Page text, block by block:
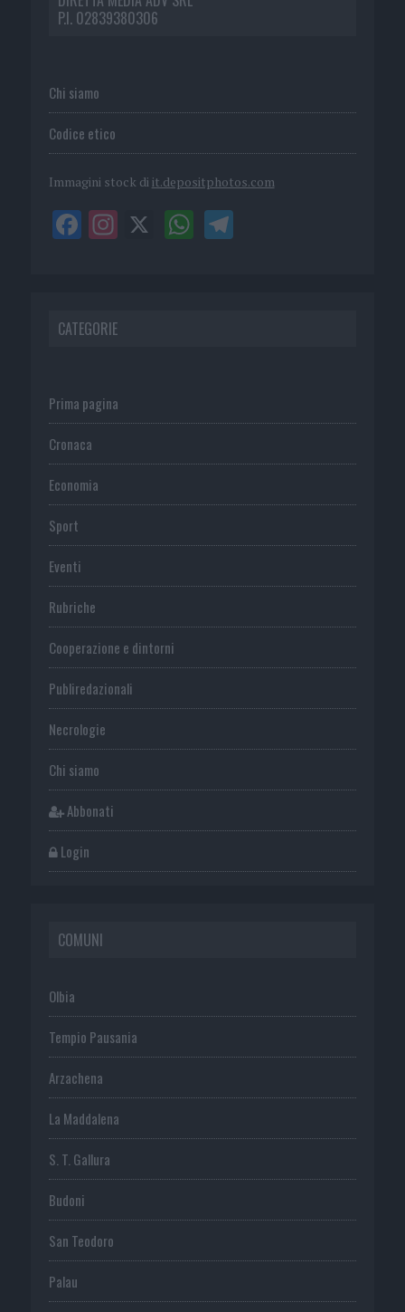
P.I. 02839380306
Chi siamo
Codice etico
Immagini stock di it.depositphotos.com
CATEGORIE
Prima pagina
Cronaca
Economia
Sport
Eventi
Rubriche
Cooperazione e dintorni
Publiredazionali
Necrologie
Chi siamo
Abbonati
Login
COMUNI
Olbia
Tempio Pausania
Arzachena
La Maddalena
S. T. Gallura
Budoni
San Teodoro
Palau